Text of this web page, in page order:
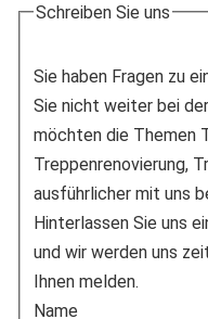
Schreiben Sie uns
Sie haben Fragen zu
Sie nicht weiter bei
möchten die Themen
Treppenrenovierung,
ausführlicher mit uns
Hinterlassen Sie uns
und wir werden uns
Ihnen melden.
Name